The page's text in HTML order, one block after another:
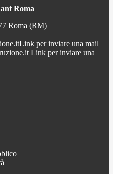
Roma
Roma (RM)
Link per inviare una mail
Link per inviare una